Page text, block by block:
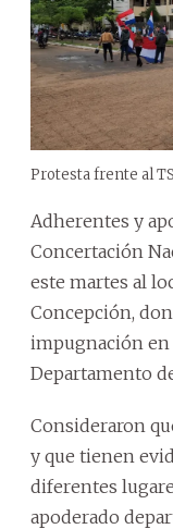
Protesta frente al
Adherentes y
Concertación
este martes al
Concepción,
impugnación en
Departamento
Consideraron
y que tienen
diferentes
apoderado